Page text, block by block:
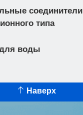
соединители
типа
воды
Наверх